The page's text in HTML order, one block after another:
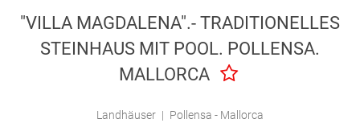
Engel & Völkers Holiday Villas
Kundenbetreuung
"VILLA MAGDALENA".- TRADITIONELLES
STEINHAUS MIT POOL. POLLENSA.
MALLORCA
Landhäuser | Pollensa - Mallorca